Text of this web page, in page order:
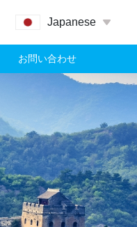
Japanese
‌お問い合わせ